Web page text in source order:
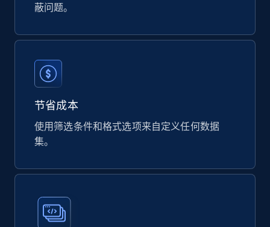
Google Shopping products search US
URL, Product id, Title, Final price, Initial price,
Currency, Rating, Reviews count, and more.
eCommerce
蔽问题。
节省成本
使用筛选条件和格式选项来自定义任何数据
集。